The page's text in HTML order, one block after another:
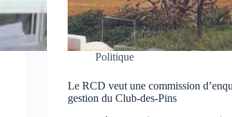
Politique
Le RCD veut une commission
gestion du Club-des-Pins